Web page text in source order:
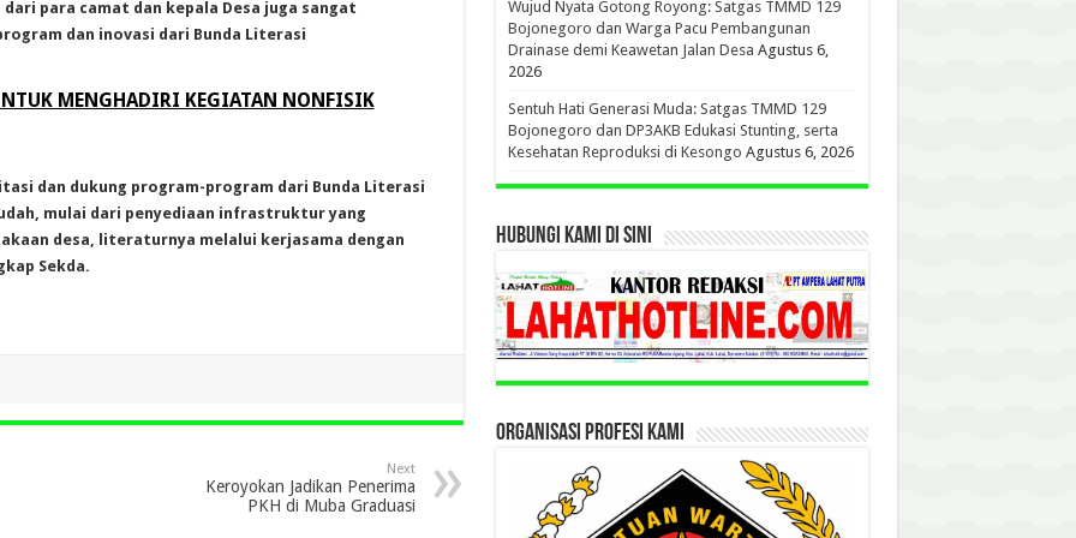
para camat dan kepala Desa juga sangat
dan inovasi dari Bunda Literasi
MENGHADIRI KEGIATAN NONFISIK
dan dukung program-program dari Bunda Literasi
mulai dari penyediaan infrastruktur yang
desa, literaturnya melalui kerjasama dengan
Sekda.
Next
Keroyokan Jadikan Penerima
PKH di Muba Graduasi
Wujud Nyata Gotong Royong: Satgas TMMD 129
Bojonegoro dan Warga Pacu Pembangunan
Drainase demi Keawetan Jalan Desa Agustus 6,
2026
Sentuh Hati Generasi Muda: Satgas TMMD 129
Bojonegoro dan DP3AKB Edukasi Stunting, serta
Kesehatan Reproduksi di Kesongo Agustus 6, 2026
HUBUNGI KAMI DI SINI
ORGANISASI PROFESI KAMI